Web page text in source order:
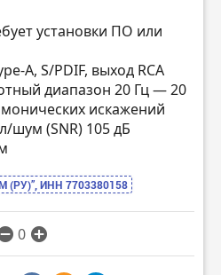
установки ПО или
A, S/PDIF, выход RCA
диапазон 20 Гц — 20
искажений
шум (SNR) 105 дБ
(РУ)”, ИНН 7703380158
0